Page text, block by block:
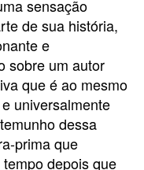
sensação
de sua história,
e
sobre um autor
que é ao mesmo
universalmente
dessa
prima que
depois que